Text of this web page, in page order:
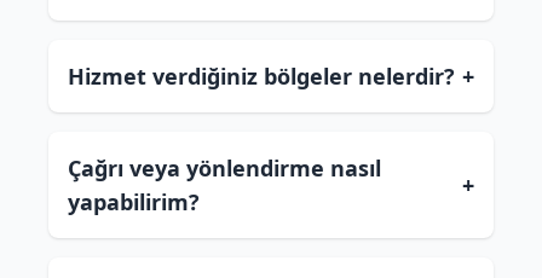
Hizmet verdiğiniz bölgeler nelerdir? +
Çağrı veya yönlendirme nasıl
yapabilirim?
+